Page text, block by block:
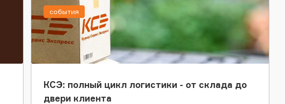
КСЭ: полный цикл логистики - от склада до
двери клиента
события